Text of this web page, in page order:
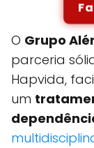
O Grupo
parceria
Hapvida,
um